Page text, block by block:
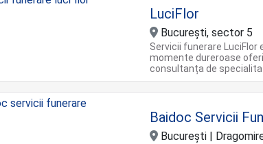
LuciFlor
București, sector 5
Servicii funerare
momente dureroase
consultanța de
Baidoc Servicii
București |